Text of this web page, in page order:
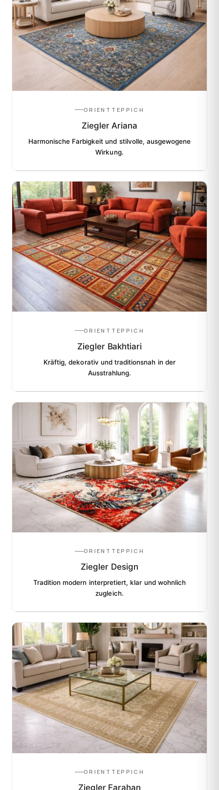
ORIENTTEPPICH
Ziegler Ariana
Harmonische Farbigkeit und stilvolle, ausgewogene
Wirkung.
ORIENTTEPPICH
Ziegler Bakhtiari
Kräftig, dekorativ und traditionsnah in der
Ausstrahlung.
ORIENTTEPPICH
Ziegler Design
Tradition modern interpretiert, klar und wohnlich
zugleich.
ORIENTTEPPICH
Ziegler Farahan